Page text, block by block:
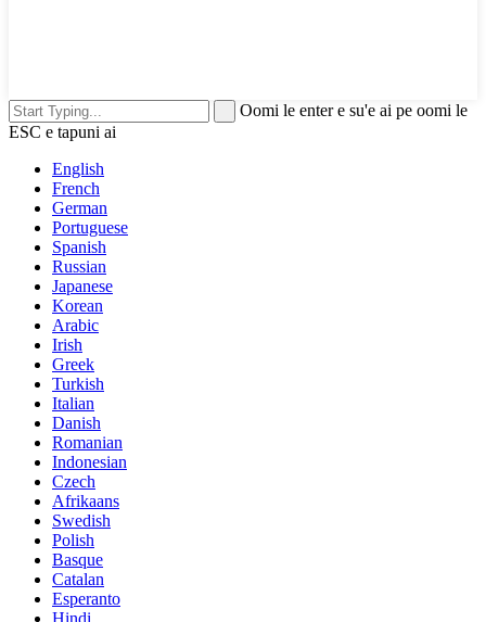
Oomi le enter e su'e ai pe oomi le
ESC e tapuni ai
English
French
German
Portuguese
Spanish
Russian
Japanese
Korean
Arabic
Irish
Greek
Turkish
Italian
Danish
Romanian
Indonesian
Czech
Afrikaans
Swedish
Polish
Basque
Catalan
Esperanto
Hindi